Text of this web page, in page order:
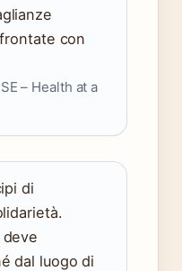
con
– Health at a
di
deve
dal luogo di